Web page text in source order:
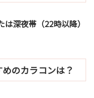
深夜帯（22時以降）
のカラコンは？